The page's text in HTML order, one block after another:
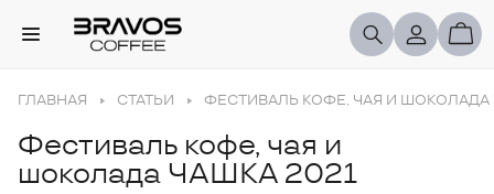
ГЛАВНАЯ СТАТЬИ ФЕСТИВАЛЬ КОФЕ, ЧАЯ И ШОКОЛАДА
Фестиваль кофе, чая и
шоколада ЧАШКА 2021